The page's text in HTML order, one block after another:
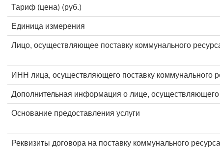
Тариф (цена) (руб.)
Единица измерения
Лицо, осуществляющее поставку коммунального
ИНН лица, осуществляющего поставку коммунального
Дополнительная информация о лице, осуществляющего
Основание предоставления услуги
Реквизиты договора на поставку коммунального ресурса